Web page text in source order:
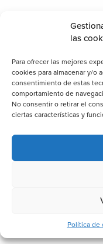
las
Para ofrecer las mejores
cookies para almacenar y/o
consentimiento de estas
comportamiento de
No consentir o retirar el
ciertas características y
Política de
energía con un